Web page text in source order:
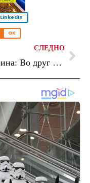
LinkedIn
OK
СЛЕДНО
Северина: Во друг живот ќе бидам Хајди во кломпи